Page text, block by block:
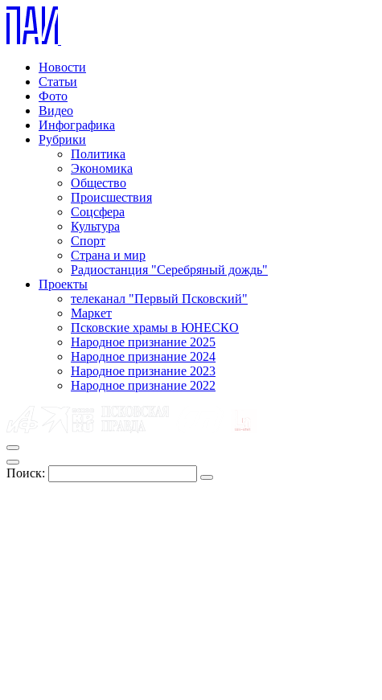
Новости
Статьи
Фото
Видео
Инфографика
Рубрики
Политика
Экономика
Общество
Происшествия
Соцсфера
Культура
Спорт
Страна и мир
Радиостанция "Серебряный дождь"
Проекты
телеканал "Первый Псковский"
Маркет
Псковские храмы в ЮНЕСКО
Народное признание 2025
Народное признание 2024
Народное признание 2023
Народное признание 2022
Поиск: